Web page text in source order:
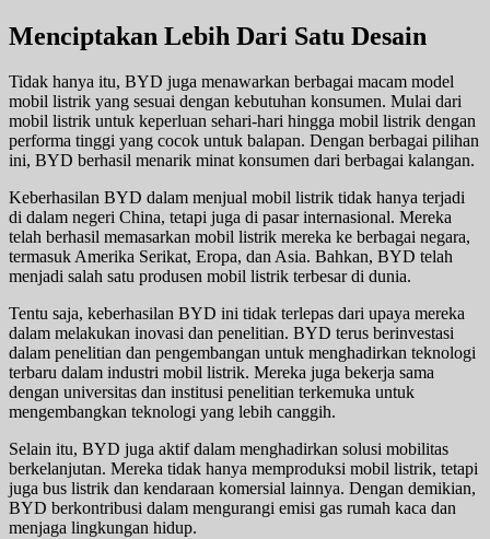
Menciptakan Lebih Dari Satu Desain
Tidak hanya itu, BYD juga menawarkan berbagai macam model
mobil listrik yang sesuai dengan kebutuhan konsumen. Mulai dari
mobil listrik untuk keperluan sehari-hari hingga mobil listrik dengan
performa tinggi yang cocok untuk balapan. Dengan berbagai pilihan
ini, BYD berhasil menarik minat konsumen dari berbagai kalangan.
Keberhasilan BYD dalam menjual mobil listrik tidak hanya terjadi
di dalam negeri China, tetapi juga di pasar internasional. Mereka
telah berhasil memasarkan mobil listrik mereka ke berbagai negara,
termasuk Amerika Serikat, Eropa, dan Asia. Bahkan, BYD telah
menjadi salah satu produsen mobil listrik terbesar di dunia.
Tentu saja, keberhasilan BYD ini tidak terlepas dari upaya mereka
dalam melakukan inovasi dan penelitian. BYD terus berinvestasi
dalam penelitian dan pengembangan untuk menghadirkan teknologi
terbaru dalam industri mobil listrik. Mereka juga bekerja sama
dengan universitas dan institusi penelitian terkemuka untuk
mengembangkan teknologi yang lebih canggih.
Selain itu, BYD juga aktif dalam menghadirkan solusi mobilitas
berkelanjutan. Mereka tidak hanya memproduksi mobil listrik, tetapi
juga bus listrik dan kendaraan komersial lainnya. Dengan demikian,
BYD berkontribusi dalam mengurangi emisi gas rumah kaca dan
menjaga lingkungan hidup.